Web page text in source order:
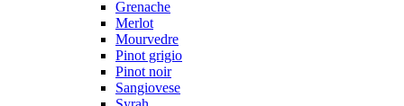
Grenache
Merlot
Mourvedre
Pinot grigio
Pinot noir
Sangiovese